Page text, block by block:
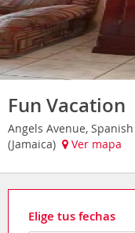
Fun Vacation
Angels Avenue,
(Jamaica)
Ver mapa
Elige tus fechas